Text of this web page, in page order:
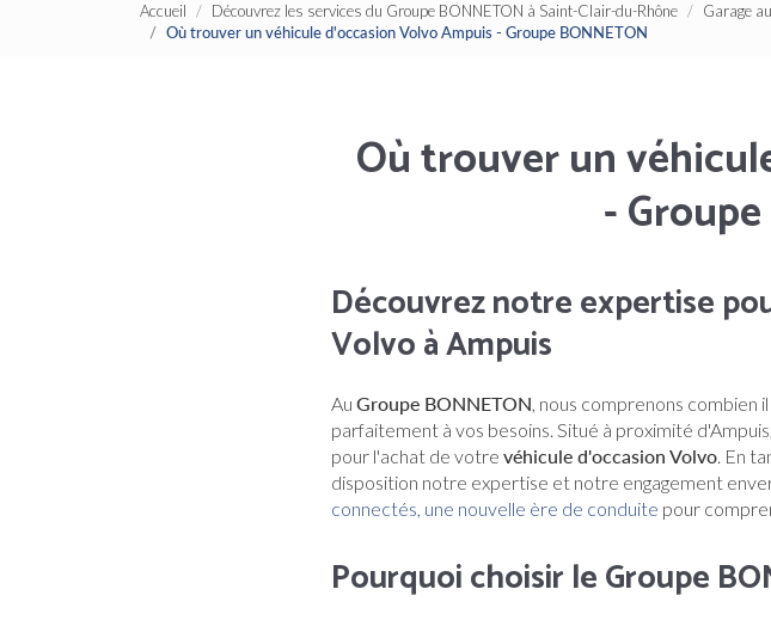
Accueil Découvrez les services du Groupe BONNETON à Saint-Clair-du-Rhône
Garage
Où trouver un véhicule d'occasion Volvo Ampuis - Groupe BONNETON
Où trouver un
-
Découvrez notre expertise
Volvo à Ampuis
Au Groupe BONNETON, nous comprenons combien
parfaitement à vos besoins. Situé à proximité
pour l'achat de votre véhicule d'occasion Volvo. En
disposition notre expertise et notre engagement
connectés, une nouvelle ère de conduite pour
Pourquoi choisir le Groupe